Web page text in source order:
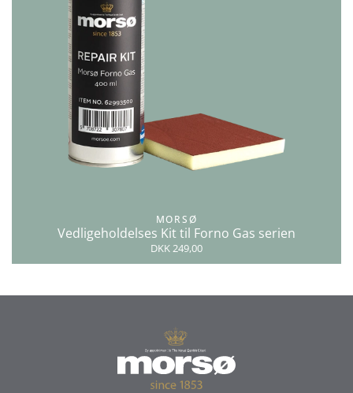
MORSØ
Vedligeholdelses Kit til Forno Gas serien
DKK 249,00